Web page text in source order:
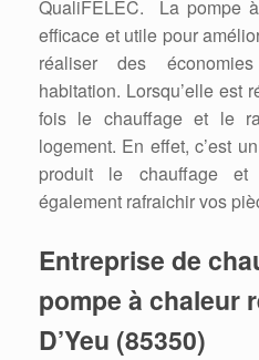
QualiFELEC. La pompe
efficace et utile pour
réaliser des
habitation. Lorsqu’elle est
fois le chauffage et le
logement. En effet, c’est
produit le chauffage
également rafraichir vos
Entreprise de
pompe à chaleur
D’Yeu (85350)